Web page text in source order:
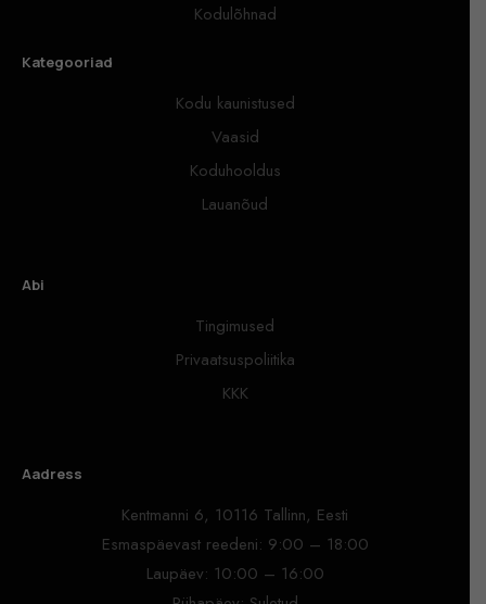
Kodulõhnad
Kategooriad
Kodu kaunistused
Vaasid
Koduhooldus
Lauanõud
Abi
Tingimused
Privaatsuspoliitika
KKK
Aadress
Kentmanni 6, 10116 Tallinn, Eesti
Esmaspäevast reedeni: 9:00 – 18:00
Laupäev: 10:00 – 16:00